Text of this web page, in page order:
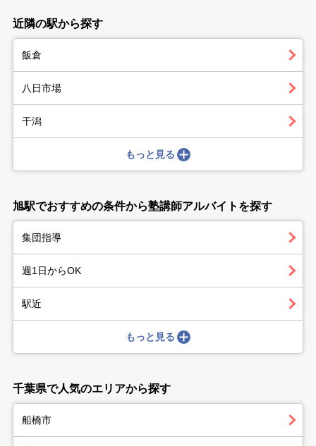
近隣の駅から探す
飯倉
八日市場
干潟
もっと見る
旭駅でおすすめの条件から塾講師アルバイトを探す
集団指導
週1日からOK
駅近
もっと見る
千葉県で人気のエリアから探す
船橋市